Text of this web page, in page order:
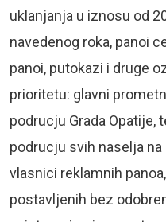
uklanjanja u iznosu od
navedenog roka, panoi
panoi, putokazi i druge
prioritetu: glavni
podrucju Grada Opatije,
podrucju svih naselja
vlasnici reklamnih
postavljenih bez